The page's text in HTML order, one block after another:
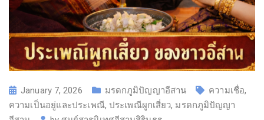
January 7, 2026 มรดกภูมิปัญญาอีสาน ความเชื่อ,
ความเป็นอยู่และประเพณี,ประเพณีผูกเสี่ยว, มรดกภูมิปัญญา